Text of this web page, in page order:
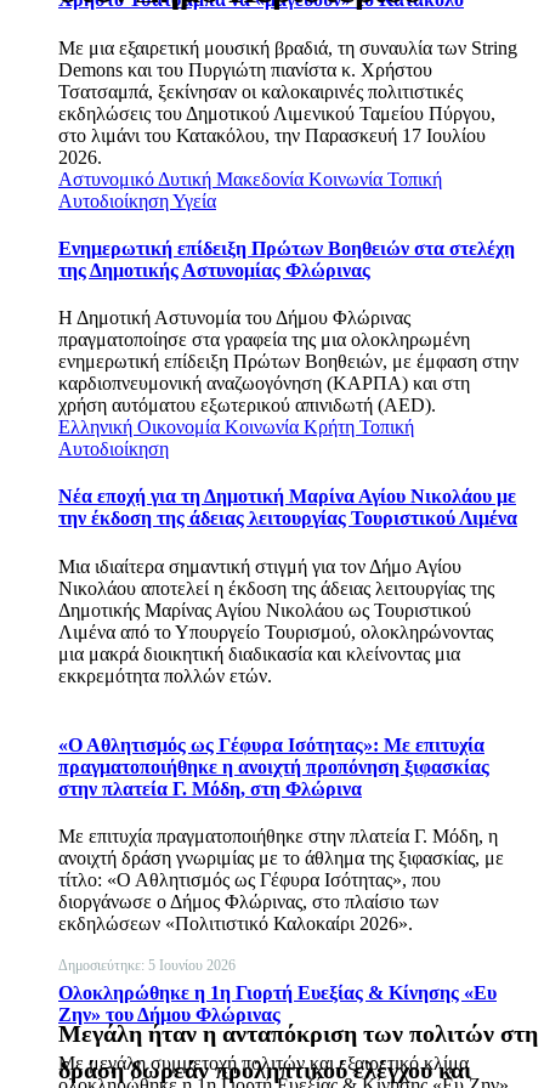
Με μια εξαιρετική μουσική βραδιά, τη συναυλία των String
Demons και του Πυργιώτη πιανίστα κ. Χρήστου
Τσατσαμπά, ξεκίνησαν οι καλοκαιρινές πολιτιστικές
εκδηλώσεις του Δημοτικού Λιμενικού Ταμείου Πύργου,
στο λιμάνι του Κατακόλου, την Παρασκευή 17 Ιουλίου
2026.
Αστυνομικό Δυτική Μακεδονία Κοινωνία Τοπική
ΑυτοδιοίκησηΥγεία
Ενημερωτική επίδειξη Πρώτων Βοηθειών στα στελέχη
της Δημοτικής Αστυνομίας Φλώρινας
Η Δημοτική Αστυνομία του Δήμου Φλώρινας
πραγματοποίησε στα γραφεία της μια ολοκληρωμένη
ενημερωτική επίδειξη Πρώτων Βοηθειών, με έμφαση στην
καρδιοπνευμονική αναζωογόνηση (ΚΑΡΠΑ) και στη
χρήση αυτόματου εξωτερικού απινιδωτή (AED).
Ελληνική Οικονομία Κοινωνία Κρήτη Τοπική
Αυτοδιοίκηση
Νέα εποχή για τη Δημοτική Μαρίνα Αγίου Νικολάου με
την έκδοση της άδειας λειτουργίας Τουριστικού Λιμένα
Μια ιδιαίτερα σημαντική στιγμή για τον Δήμο Αγίου
Νικολάου αποτελεί η έκδοση της άδειας λειτουργίας της
Δημοτικής Μαρίνας Αγίου Νικολάου ως Τουριστικού
Λιμένα από το Υπουργείο Τουρισμού, ολοκληρώνοντας
μια μακρά διοικητική διαδικασία και κλείνοντας μια
εκκρεμότητα πολλών ετών.
«Ο Αθλητισμός ως Γέφυρα Ισότητας»: Με επιτυχία
πραγματοποιήθηκε η ανοιχτή προπόνηση ξιφασκίας
στην πλατεία Γ. Μόδη, στη Φλώρινα
Με επιτυχία πραγματοποιήθηκε στην πλατεία Γ. Μόδη, η
ανοιχτή δράση γνωριμίας με το άθλημα της ξιφασκίας, με
τίτλο: «Ο Αθλητισμός ως Γέφυρα Ισότητας», που
διοργάνωσε ο Δήμος Φλώρινας, στο πλαίσιο των
εκδηλώσεων «Πολιτιστικό Καλοκαίρι 2026».
Ολοκληρώθηκε η 1η Γιορτή Ευεξίας & Κίνησης «Ευ
Ζην» του Δήμου Φλώρινας
Με μεγάλη συμμετοχή πολιτών και εξαιρετικό κλίμα
Δημοσιεύτηκε: 5 Ιουνίου 2026
Μεγάλη ήταν η ανταπόκριση των πολιτών στη
δράση δωρεάν προληπτικού ελέγχου και